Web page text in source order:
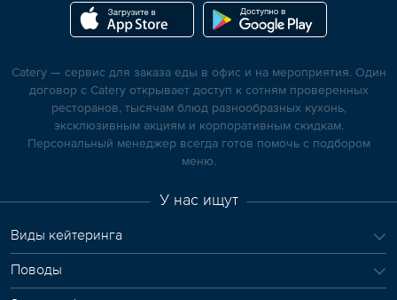
Catery — сервис для заказа еды в офис и на мероприятия. Один
договор с Catery открывает доступ к сотням проверенных
ресторанов, тысячам блюд разнообразных кухонь,
эксклюзивным акциям и корпоративным скидкам.
Персональный менеджер всегда готов помочь с подбором
меню.
У нас ищут
Виды кейтеринга
Поводы